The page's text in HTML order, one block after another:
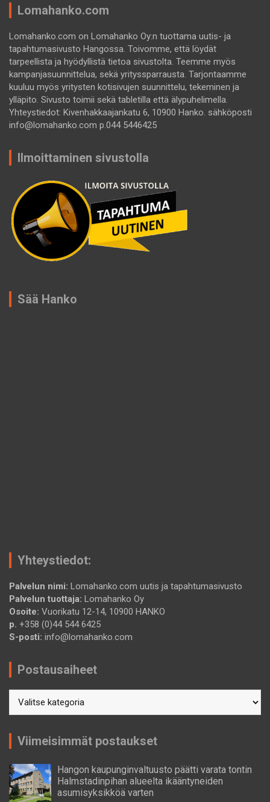
Lomahanko.com
Lomahanko.com on Lomahanko Oy:n tuottama uutis- ja
tapahtumasivusto Hangossa. Toivomme, että löydät
tarpeellista ja hyödyllistä tietoa sivustolta. Teemme myös
kampanjasuunnittelua, sekä yrityssparrausta. Tarjontaamme
kuuluu myös yritysten kotisivujen suunnittelu, tekeminen ja
ylläpito. Sivusto toimii sekä tabletilla että älypuhelimella.
Yhteystiedot: Kivenhakkaajankatu 6, 10900 Hanko. sähköposti
info@lomahanko.com p.044 5446425
Ilmoittaminen sivustolla
Sää Hanko
Yhteystiedot:
Palvelun nimi: Lomahanko.com uutis ja tapahtumasivusto
Palvelun tuottaja: Lomahanko Oy
Osoite: Vuorikatu 12-14, 10900 HANKO
p. +358 (0)44 544 6425
S-posti: info@lomahanko.com
Postausaiheet
Viimeisimmät postaukset
Hangon kaupunginvaltuusto päätti varata tontin
Halmstadinpihan alueelta ikääntyneiden
asumisyksikköä varten